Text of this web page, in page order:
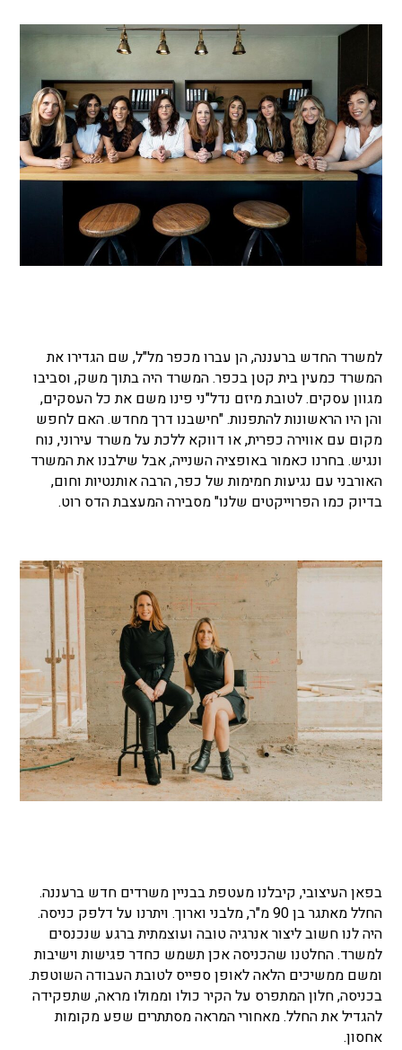
למשרד החדש ברעננה, הן עברו מכפר מל"ל, שם הגדירו את
המשרד כמעין בית קטן בכפר. המשרד היה בתוך משק, וסביבו
מגוון עסקים. לטובת מיזם נדל"ני פינו משם את כל העסקים,
והן היו הראשונות להתפנות. "חישבנו דרך מחדש. האם לחפש
מקום עם אווירה כפרית, או דווקא ללכת על משרד עירוני, נוח
ונגיש. בחרנו כאמור באופציה השנייה, אבל שילבנו את המשרד
האורבני עם נגיעות חמימות של כפר, הרבה אותנטיות וחום,
בדיוק כמו הפרוייקטים שלנו" מסבירה המעצבת הדס רוט.
בפאן העיצובי, קיבלנו מעטפת בבניין משרדים חדש ברעננה.
החלל מאתגר בן 90 מ"ר, מלבני וארוך. ויתרנו על דלפק כניסה.
היה לנו חשוב ליצור אנרגיה טובה ועוצמתית ברגע שנכנסים
למשרד. החלטנו שהכניסה אכן תשמש כחדר פגישות וישיבות
ומשם ממשיכים הלאה לאופן ספייס לטובת העבודה השוטפת.
בכניסה, חלון המתפרס על הקיר כולו וממולו מראה, שתפקידה
להגדיל את החלל. מאחורי המראה מסתתרים שפע מקומות
אחסון.